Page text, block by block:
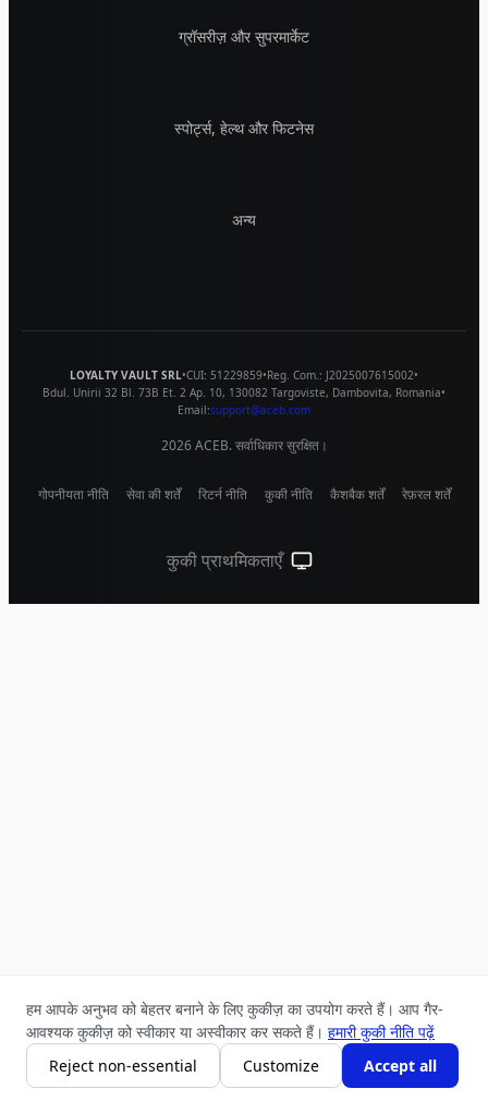
ग्रॉसरीज़ और सुपरमार्केट
स्पोर्ट्स, हेल्थ और फिटनेस
अन्य
LOYALTY VAULT SRL•CUI: 51229859•Reg. Com.: J2025007615002•
Bdul. Unirii 32 Bl. 73B Et. 2 Ap. 10, 130082 Targoviste, Dambovita, Romania•
Email:support@aceb.com
2026 ACEB. सर्वाधिकार सुरक्षित।
गोपनीयता नीति सेवा की शर्तें रिटर्न नीति कुकी नीति कैशबैक शर्तें रेफ़रल शर्तें
कुकी प्राथमिकताएँ सिस्टम थीम (लाइट के लिए क्लिक
हम आपके अनुभव को बेहतर बनाने के लिए कुकीज़ का उपयोग करते हैं। आप गैर-
आवश्यक कुकीज़ को स्वीकार या अस्वीकार कर सकते हैं। हमारी कुकी नीति पढ़ें
Reject non-essential
Customize Accept all